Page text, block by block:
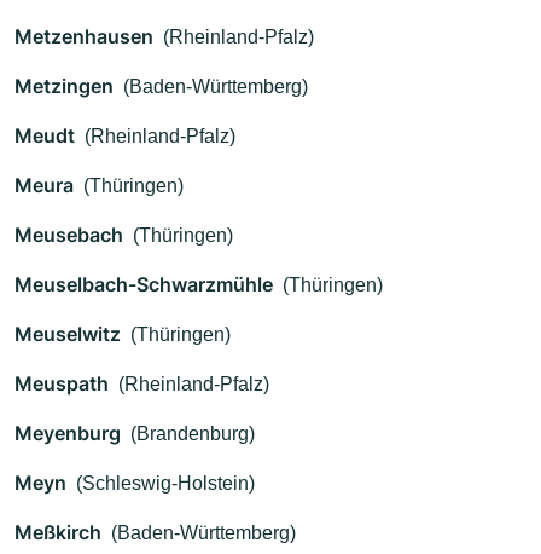
Metzenhausen (Rheinland-Pfalz)
Metzingen (Baden-Württemberg)
Meudt (Rheinland-Pfalz)
Meura (Thüringen)
Meusebach (Thüringen)
Meuselbach-Schwarzmühle (Thüringen)
Meuselwitz (Thüringen)
Meuspath (Rheinland-Pfalz)
Meyenburg (Brandenburg)
Meyn (Schleswig-Holstein)
Meßkirch (Baden-Württemberg)